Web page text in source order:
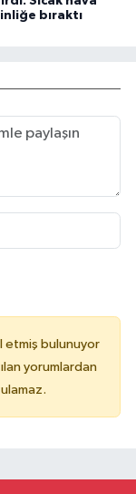
bıraktı
etmiş bulunuyor
yorumlardan